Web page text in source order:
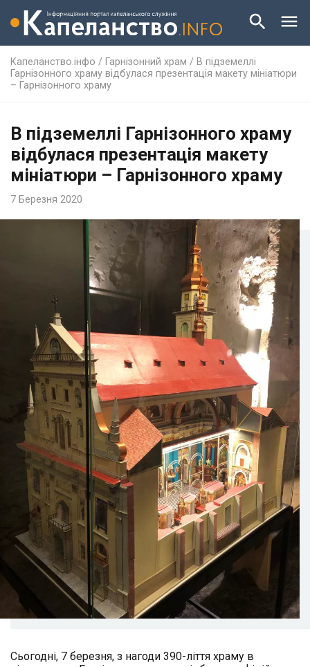
Капеланство.інфо / Гарнізонний храм / В підземеллі
Гарнізонного храму відбулася презентація макету мініатюри
– Гарнізонного храму
В підземеллі Гарнізонного храму
відбулася презентація макету
мініатюри – Гарнізонного храму
7 Березня 2020
Сьогодні, 7 березня, з нагоди 390-ліття храму в